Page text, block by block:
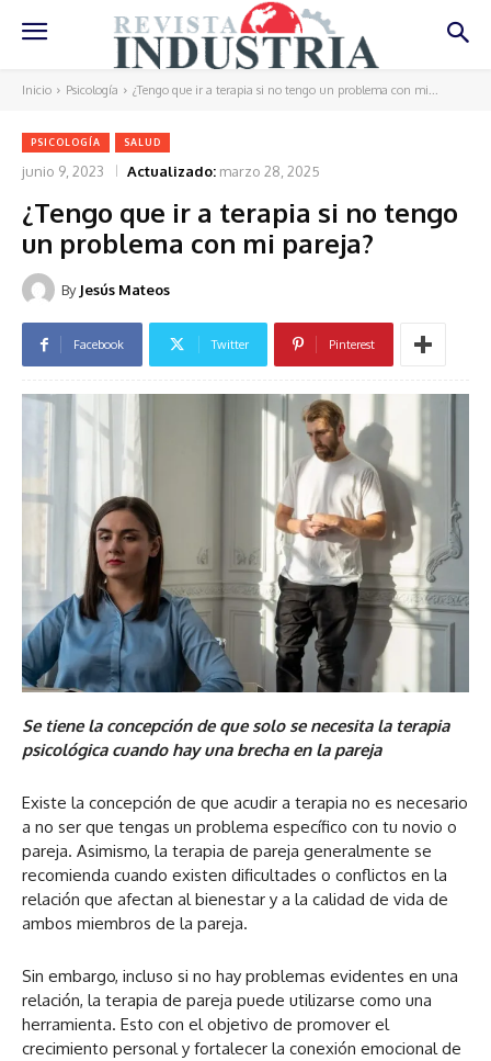
Inicio Psicología ¿Tengo que ir a terapia si no tengo un problema con mi...
PSICOLOGÍA SALUD
junio 9, 2023 Actualizado: marzo 28, 2025
¿Tengo que ir a terapia si no tengo
un problema con mi pareja?
By Jesús Mateos
Facebook Twitter Pinterest
Se tiene la concepción de que solo se necesita la terapia
psicológica cuando hay una brecha en la pareja
Existe la concepción de que acudir a terapia no es necesario
a no ser que tengas un problema específico con tu novio o
pareja. Asimismo, la terapia de pareja generalmente se
recomienda cuando existen dificultades o conflictos en la
relación que afectan al bienestar y a la calidad de vida de
ambos miembros de la pareja.
Sin embargo, incluso si no hay problemas evidentes en una
relación, la terapia de pareja puede utilizarse como una
herramienta. Esto con el objetivo de promover el
crecimiento personal y fortalecer la conexión emocional de